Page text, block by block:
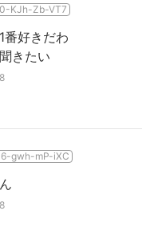
KJh-Zb-VT7
番好きだわ
きたい
gwh-mP-iXC